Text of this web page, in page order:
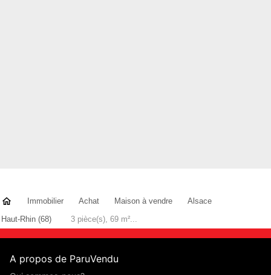
Immobilier Achat Maison à vendre
Alsace
Haut-Rhin (68)
3 pièce(s), 69 m²...
A propos de ParuVendu